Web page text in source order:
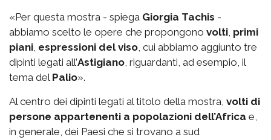
«Per questa mostra - spiega Giorgia Tachis -
abbiamo scelto le opere che propongono volti, primi
piani, espressioni del viso, cui abbiamo aggiunto tre
dipinti legati all’Astigiano, riguardanti, ad esempio, il
tema del Palio».
Al centro dei dipinti legati al titolo della mostra, volti di
persone appartenenti a popolazioni dell’Africa e,
in generale, dei Paesi che si trovano a sud